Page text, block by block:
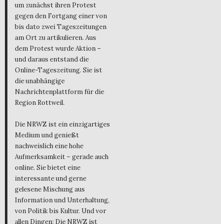
um zunächst ihren Protest
gegen den Fortgang einer von
bis dato zwei Tageszeitungen
am Ort zu artikulieren. Aus
dem Protest wurde Aktion –
und daraus entstand die
Online-Tageszeitung. Sie ist
die unabhängige
Nachrichtenplattform für die
Region Rottweil.
Die NRWZ ist ein einzigartiges
Medium und genießt
nachweislich eine hohe
Aufmerksamkeit – gerade auch
online. Sie bietet eine
interessante und gerne
gelesene Mischung aus
Information und Unterhaltung,
von Politik bis Kultur. Und vor
allen Dingen: Die NRWZ ist